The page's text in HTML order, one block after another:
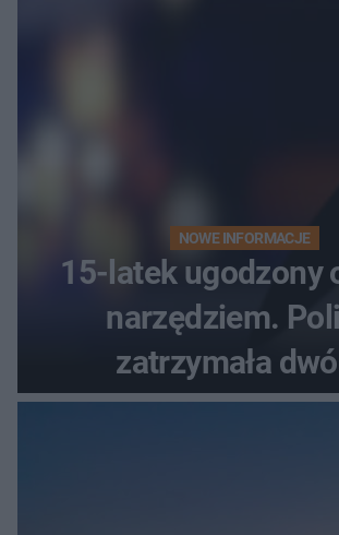
NOWE INFORMACJE
15-latek ugodzony
narzędziem.
zatrzymała
nastolatków